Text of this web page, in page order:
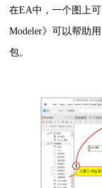
在EA中，一个图上
Modeler》可以帮助
包。